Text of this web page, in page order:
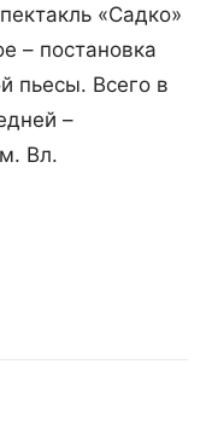
«Садко»
– постановка
пьесы. Всего в
–
Вл.